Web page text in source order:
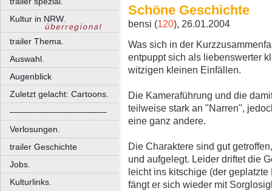
Kultur in NRW.
trailer Thema.
Auswahl.
Augenblick
Zuletzt gelacht: Cartoons.
––––––––––––––––––––
Verlosungen.
trailer Geschichte
Jobs.
Kulturlinks.
Schöne Geschichte
bensi (120), 26.01.2004
Was sich in der
entpuppt sich als liebenswerter
witzigen kleinen Einfällen.
Die Kameraführung und die
teilweise stark an "Narren",
eine ganz andere.
Die Charaktere sind gut
und aufgelegt. Leider driftet die
leicht ins kitschige (der
fängt er sich wieder mit